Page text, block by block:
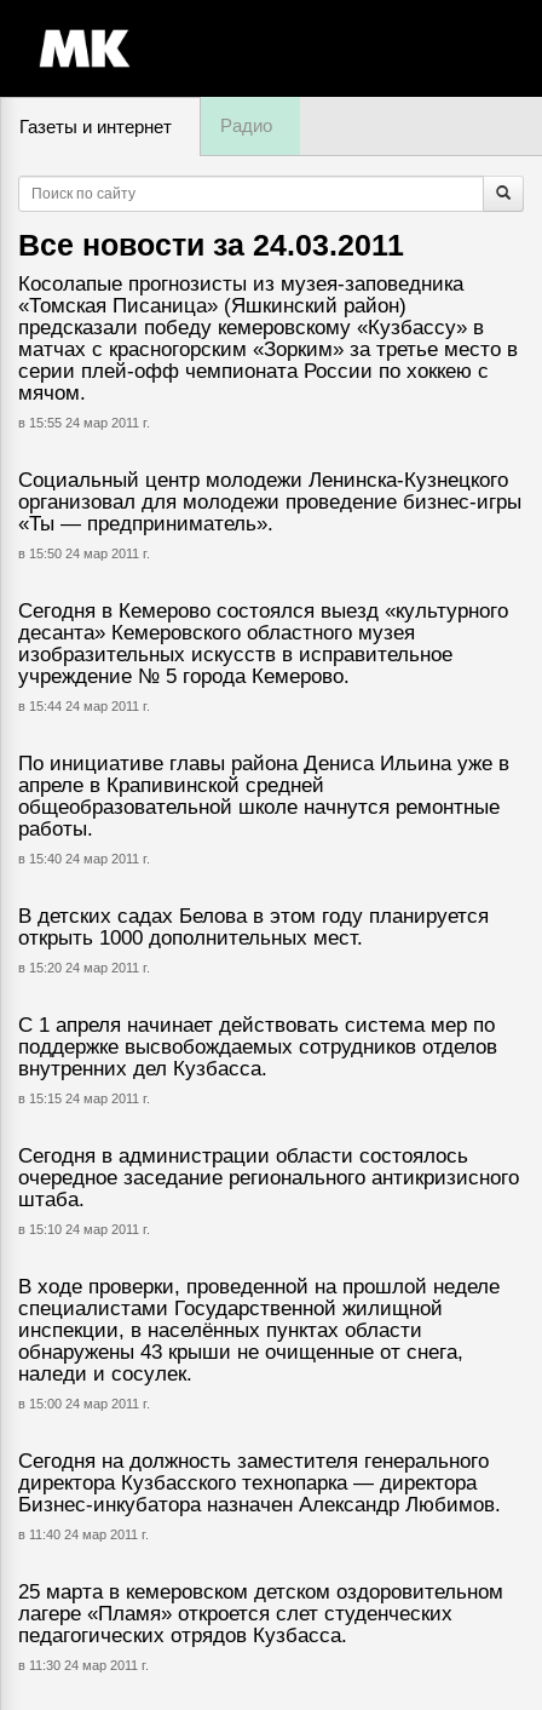
Газеты и интернет Радио
Все новости за 24.03.2011
Косолапые прогнозисты из музея-заповедника
«Томская Писаница» (Яшкинский район)
предсказали победу кемеровскому «Кузбассу» в
матчах с красногорским «Зорким» за третье место в
серии плей-офф чемпионата России по хоккею с
мячом.
в 15:55 24 мар 2011 г.
Социальный центр молодежи Ленинска-Кузнецкого
организовал для молодежи проведение бизнес-игры
«Ты — предприниматель».
в 15:50 24 мар 2011 г.
Сегодня в Кемерово состоялся выезд «культурного
десанта» Кемеровского областного музея
изобразительных искусств в исправительное
учреждение № 5 города Кемерово.
в 15:44 24 мар 2011 г.
По инициативе главы района Дениса Ильина уже в
апреле в Крапивинской средней
общеобразовательной школе начнутся ремонтные
работы.
в 15:40 24 мар 2011 г.
В детских садах Белова в этом году планируется
открыть 1000 дополнительных мест.
в 15:20 24 мар 2011 г.
С 1 апреля начинает действовать система мер по
поддержке высвобождаемых сотрудников отделов
внутренних дел Кузбасса.
в 15:15 24 мар 2011 г.
Сегодня в администрации области состоялось
очередное заседание регионального антикризисного
штаба.
в 15:10 24 мар 2011 г.
В ходе проверки, проведенной на прошлой неделе
специалистами Государственной жилищной
инспекции, в населённых пунктах области
обнаружены 43 крыши не очищенные от снега,
наледи и сосулек.
в 15:00 24 мар 2011 г.
Сегодня на должность заместителя генерального
директора Кузбасского технопарка — директора
Бизнес-инкубатора назначен Александр Любимов.
в 11:40 24 мар 2011 г.
25 марта в кемеровском детском оздоровительном
лагере «Пламя» откроется слет студенческих
педагогических отрядов Кузбасса.
в 11:30 24 мар 2011 г.